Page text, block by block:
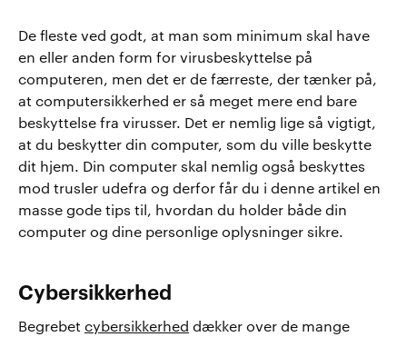
De fleste ved godt, at man som minimum skal have
en eller anden form for virusbeskyttelse på
computeren, men det er de færreste, der tænker på,
at computersikkerhed er så meget mere end bare
beskyttelse fra virusser. Det er nemlig lige så vigtigt,
at du beskytter din computer, som du ville beskytte
dit hjem. Din computer skal nemlig også beskyttes
mod trusler udefra og derfor får du i denne artikel en
masse gode tips til, hvordan du holder både din
computer og dine personlige oplysninger sikre.
Cybersikkerhed
Begrebet cybersikkerhed dækker over de mange